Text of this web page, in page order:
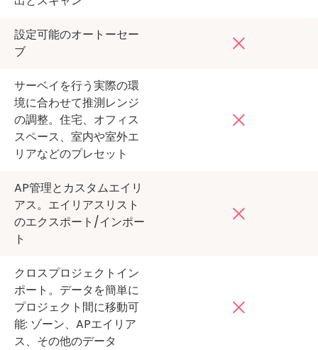
設定可能のオートーセー
ブ
サーベイを行う実際の環
境に合わせて推測レンジ
の調整。住宅、オフィス
スペース、室内や室外エ
リアなどのプレセット
AP管理とカスタムエイリ
アス。エイリアスリスト
のエクスポート/インポー
ト
クロスプロジェクトイン
ポート。データを簡単に
プロジェクト間に移動可
能: ゾーン、APエイリア
ス、その他のデータ